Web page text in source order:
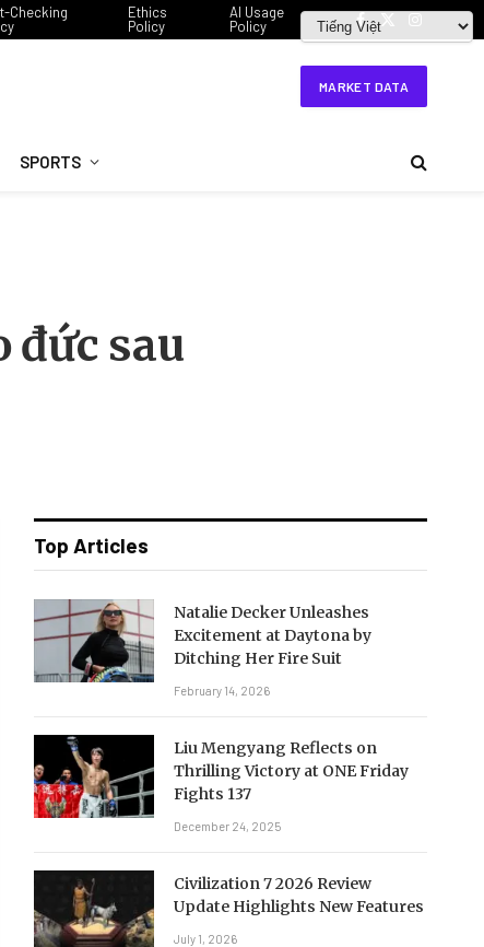
Checking
Ethics
Policy
AI Usage
Policy
Facebook
X
Instagram
MARKET DATA
SPORTS
đức sau
Top Articles
Natalie Decker Unleashes
Excitement at Daytona by
Ditching Her Fire Suit
February 14, 2026
Liu Mengyang Reflects on
Thrilling Victory at ONE Friday
Fights 137
December 24, 2025
Civilization 7 2026 Review
Update Highlights New Features
July 1, 2026